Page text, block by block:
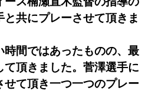
と共にプレーさせて頂きま
時間ではあったものの、最
て頂きました。菅澤選手に
せて頂き一つ一つのプレー